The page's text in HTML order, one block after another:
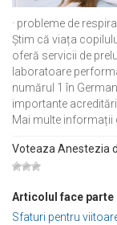
· probleme de
Știm că viața
oferă servicii de
laboratoare
numărul 1 în
importante
Mai multe informații
Voteaza Anestezia
Articolul face
Sfaturi pentru